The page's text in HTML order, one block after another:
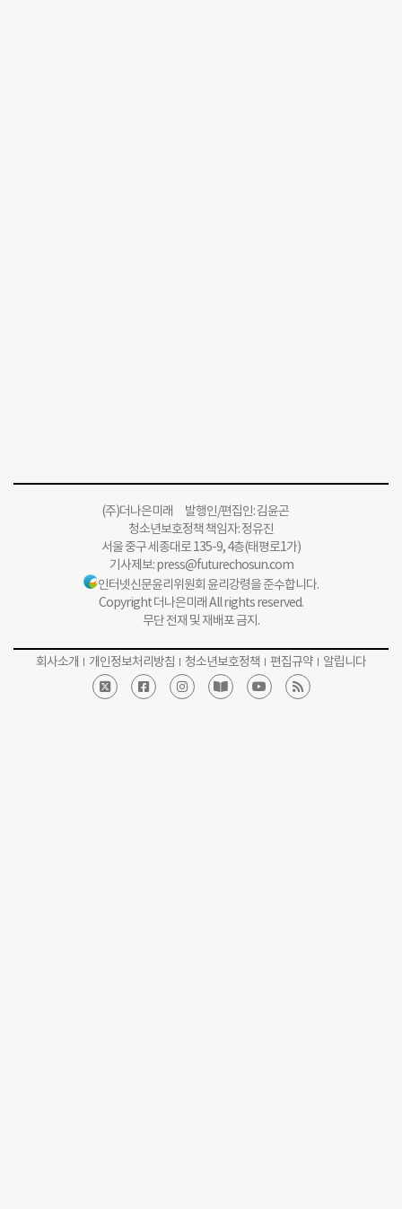
(주)더나은미래 발행인/편집인: 김윤곤
청소년보호정책 책임자: 정유진
서울 중구 세종대로 135-9, 4층(태평로1가)
기사제보:press@futurechosun.com
인터넷신문윤리위원회 윤리강령을 준수합니다.
Copyright 더나은미래 All rights reserved.
무단 전재 및 재배포 금지.
회사소개 개인정보처리방침 청소년보호정책 편집규약 알립니다